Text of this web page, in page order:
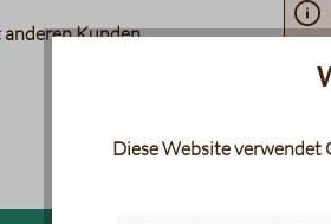
Kunden.
Diese Website verwendet